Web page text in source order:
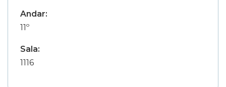
Andar:
11º
Sala:
1116